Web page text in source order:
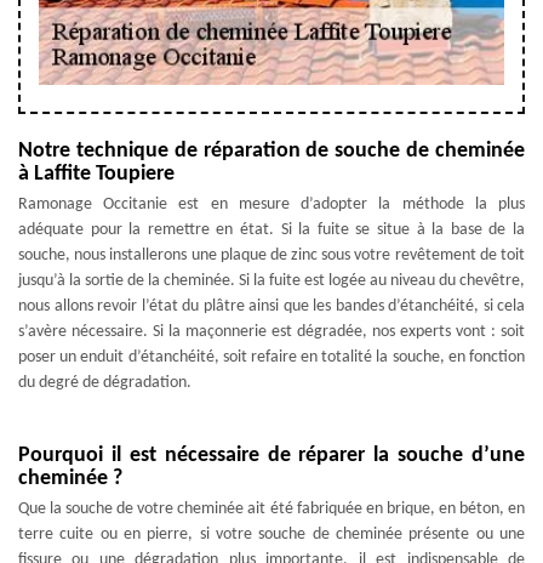
Notre technique de réparation de souche de cheminée
à Laffite Toupiere
Ramonage Occitanie est en mesure d’adopter la méthode la plus
adéquate pour la remettre en état. Si la fuite se situe à la base de la
souche, nous installerons une plaque de zinc sous votre revêtement de toit
jusqu’à la sortie de la cheminée. Si la fuite est logée au niveau du chevêtre,
nous allons revoir l’état du plâtre ainsi que les bandes d’étanchéité, si cela
s’avère nécessaire. Si la maçonnerie est dégradée, nos experts vont : soit
poser un enduit d’étanchéité, soit refaire en totalité la souche, en fonction
du degré de dégradation.
Pourquoi il est nécessaire de réparer la souche d’une
cheminée ?
Que la souche de votre cheminée ait été fabriquée en brique, en béton, en
terre cuite ou en pierre, si votre souche de cheminée présente ou une